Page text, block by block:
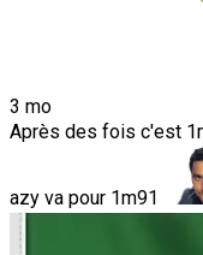
3 mo
Après des fois c'est
azy va pour 1m91